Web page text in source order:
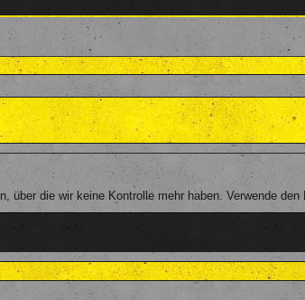
die wir keine Kontrolle mehr haben. Verwende